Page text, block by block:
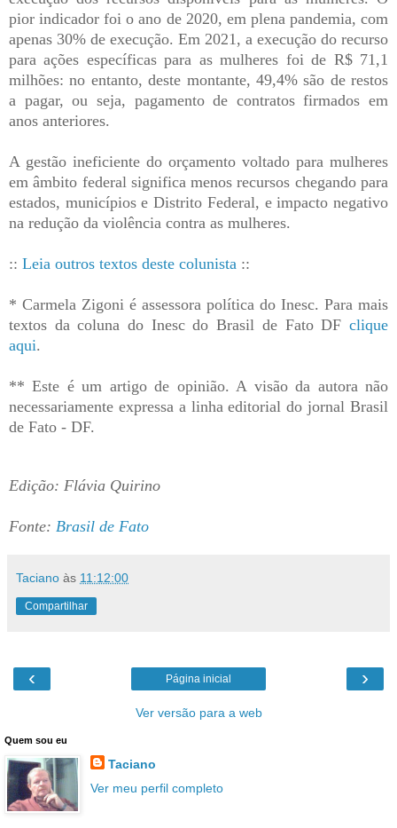
pior indicador foi o ano de 2020, em plena pandemia, com
apenas 30% de execução. Em 2021, a execução do recurso
para ações específicas para as mulheres foi de R$ 71,1
milhões: no entanto, deste montante, 49,4% são de restos
a pagar, ou seja, pagamento de contratos firmados em
anos anteriores.
A gestão ineficiente do orçamento voltado para mulheres
em âmbito federal significa menos recursos chegando para
estados, municípios e Distrito Federal, e impacto negativo
na redução da violência contra as mulheres.
:: Leia outros textos deste colunista ::
* Carmela Zigoni é assessora política do Inesc. Para mais
textos da coluna do Inesc do Brasil de Fato DF clique
aqui.
** Este é um artigo de opinião. A visão da autora não
necessariamente expressa a linha editorial do jornal Brasil
de Fato - DF.
Edição: Flávia Quirino
Fonte: Brasil de Fato
Taciano às 11:12:00
Compartilhar
‹ ›
Página inicial
Ver versão para a web
Quem sou eu
Taciano
Ver meu perfil completo